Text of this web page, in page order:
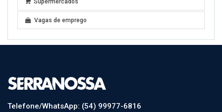
Supermercados
Vagas de emprego
Telefone/WhatsApp: (54) 99977-6816